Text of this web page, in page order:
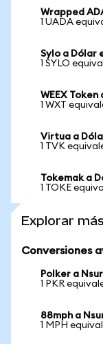
Wrapped
1 UADA
Sylo a Dólar
1 SYLO
WEEX
1 WXT
Virtua a
1 TVK
Tokemak a
1 TOKE
Explorar
Conversiones
Polker a
1 PKR
88mph a
1 MPH